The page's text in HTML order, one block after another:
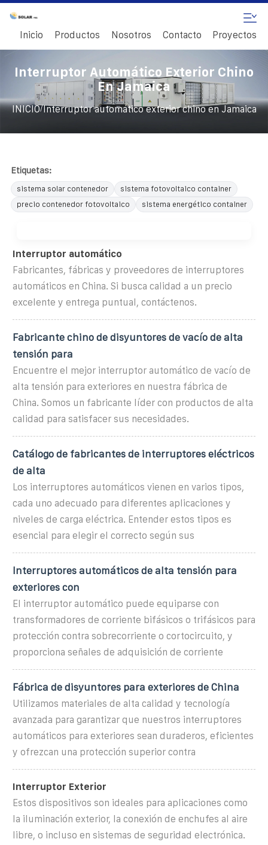
Inicio Productos Nosotros Contacto Proyectos
Interruptor Automático Exterior Chino
En Jamaica
INICIO/Interruptor automático exterior chino en Jamaica
Etiquetas:
sistema solar contenedor
sistema fotovoltaico container
precio contenedor fotovoltaico
sistema energético container
Interruptor automático
Fabricantes, fábricas y proveedores de interruptores
automáticos en China. Si busca calidad a un precio
excelente y entrega puntual, contáctenos.
Fabricante chino de disyuntores de vacío de alta
tensión para
Encuentre el mejor interruptor automático de vacío de
alta tensión para exteriores en nuestra fábrica de
China. Somos un fabricante líder con productos de alta
calidad para satisfacer sus necesidades.
Catálogo de fabricantes de interruptores eléctricos
de alta
Los interruptores automáticos vienen en varios tipos,
cada uno adecuado para diferentes aplicaciones y
niveles de carga eléctrica. Entender estos tipos es
esencial para elegir el correcto según sus
Interruptores automáticos de alta tensión para
exteriores con
El interruptor automático puede equiparse con
transformadores de corriente bifásicos o trifásicos para
protección contra sobrecorriente o cortocircuito, y
proporciona señales de adquisición de corriente
Fábrica de disyuntores para exteriores de China
Utilizamos materiales de alta calidad y tecnología
avanzada para garantizar que nuestros interruptores
automáticos para exteriores sean duraderos, eficientes
y ofrezcan una protección superior contra
Interruptor Exterior
Estos dispositivos son ideales para aplicaciones como
la iluminación exterior, la conexión de enchufes al aire
libre, o incluso en sistemas de seguridad electrónica.